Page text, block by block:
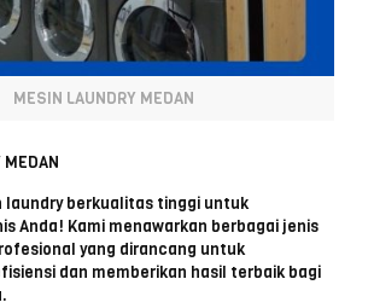
MESIN LAUNDRY MEDAN
MEDAN
laundry berkualitas tinggi untuk
Anda! Kami menawarkan berbagai jenis
yang dirancang untuk
dan memberikan hasil terbaik bagi